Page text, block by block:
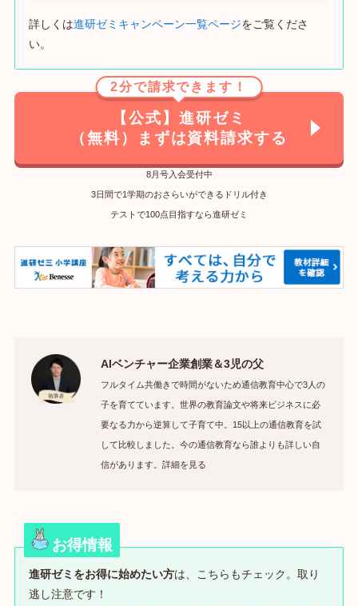
詳しくは進研ゼミキャンペーン一覧ページをご覧くださ
い。
2分で請求できます！
【公式】進研ゼミ
（無料）まずは資料請求する
8月号入会受付中
3日間で1学期のおさらいができるドリル付き
テストで100点目指すなら進研ゼミ
AIベンチャー企業創業＆3児の父
フルタイム共働きで時間がないため通信教育中心で3人の
子を育てています。世界の教育論文や将来ビジネスに必
要なる力から逆算して子育て中。15以上の通信教育を試
して比較しました。今の通信教育なら誰よりも詳しい自
信があります。詳細を見る
お得情報
進研ゼミをお得に始めたい方は、こちらもチェック。取り
逃し注意です！